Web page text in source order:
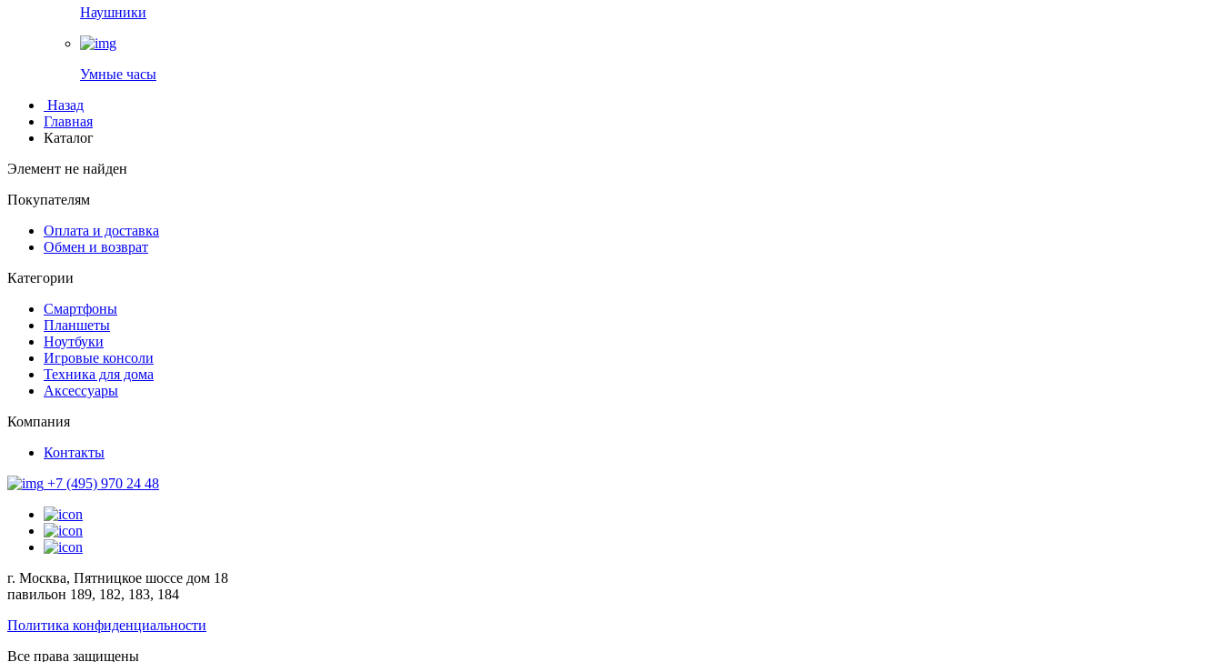
Наушники
Умные часы
Назад
Главная
Каталог
Элемент не найден
Покупателям
Оплата и доставка
Обмен и возврат
Категории
Смартфоны
Планшеты
Ноутбуки
Игровые консоли
Техника для дома
Аксессуары
Компания
Контакты
+7 (495) 970 24 48
г. Москва, Пятницкое шоссе дом 18
павильон 189, 182, 183, 184
Политика конфиденциальности
Все права защищены